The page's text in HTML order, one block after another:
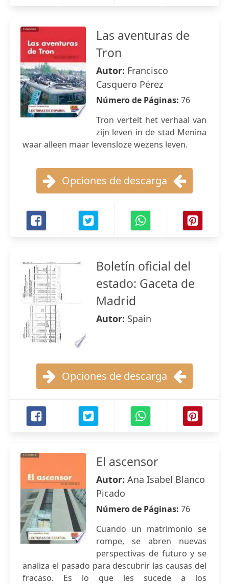
Las aventuras de
Tron
Autor: Francisco
Casquero Pérez
Número de Páginas: 76
Tron vertelt het verhaal van
zijn leven in de stad Menina
waar alleen maar levensloze wezens leven.
Opciones de descarga
Boletín oficial del
estado: Gaceta de
Madrid
Autor: Spain
Opciones de descarga
El ascensor
Autor: Ana Isabel Blanco
Picado
Número de Páginas: 76
Cuando un matrimonio se
rompe, se abren nuevas
perspectivas de futuro y se
analiza el pasado para descubrir las causas del
fracaso. Es lo que les sucede a los